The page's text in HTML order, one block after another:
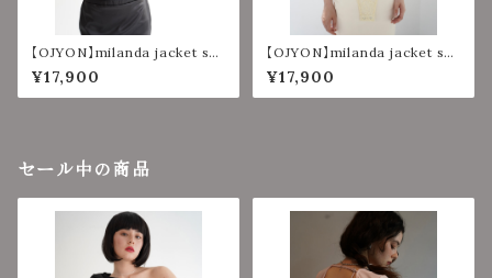
【OJYON】milanda jacket set
【BLACK】
¥17,900
【OJYON】milanda jacket set
【CHACORL】
¥17,900
セール中の商品